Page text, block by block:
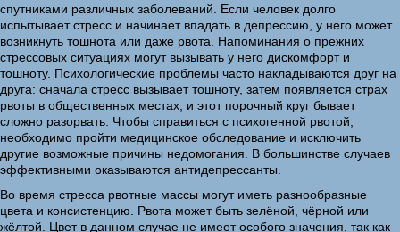
спутниками различных заболеваний. Если человек долго
испытывает стресс и начинает впадать в депрессию, у него может
возникнуть тошнота или даже рвота. Напоминания о прежних
стрессовых ситуациях могут вызывать у него дискомфорт и
тошноту. Психологические проблемы часто накладываются друг на
друга: сначала стресс вызывает тошноту, затем появляется страх
рвоты в общественных местах, и этот порочный круг бывает
сложно разорвать. Чтобы справиться с психогенной рвотой,
необходимо пройти медицинское обследование и исключить
другие возможные причины недомогания. В большинстве случаев
эффективными оказываются антидепрессанты.
Во время стресса рвотные массы могут иметь разнообразные
цвета и консистенцию. Рвота может быть зелёной, чёрной или
жёлтой. Цвет в данном случае не имеет особого значения, так как